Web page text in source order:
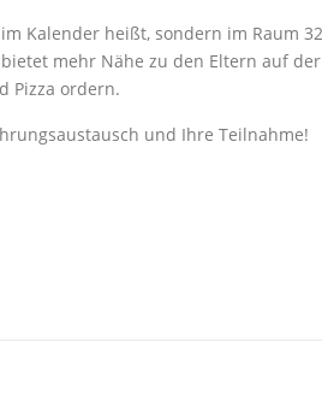
Kalender heißt, sondern im Raum
mehr Nähe zu den Eltern auf
Pizza ordern.
und Ihre Teilnahme!